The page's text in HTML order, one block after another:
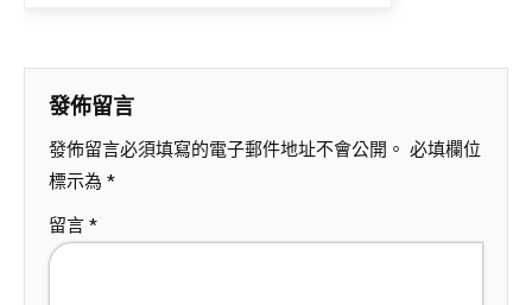
發佈留言
發佈留言必須填寫的電子郵件地址不會公開。 必填欄位
標示為 *
留言 *